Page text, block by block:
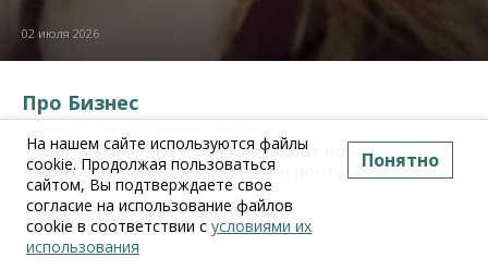
02 июля 2026
Про Бизнес
Злоумышленники опять атакуют новосибирские
компании через электронную почту
06 августа 2026, 11:00
Бизнес ПроБизнес
На нашем сайте используются файлы
cookie. Продолжая пользоваться
сайтом, Вы подтверждаете свое
согласие на использование файлов
cookie в соответствии с условиями их
использования
Понятно